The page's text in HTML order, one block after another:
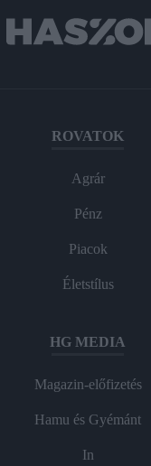
ROVATOK
Agrár
Pénz
Piacok
Életstílus
HG MEDIA
Magazin-előfizetés
Hamu és Gyémánt
In